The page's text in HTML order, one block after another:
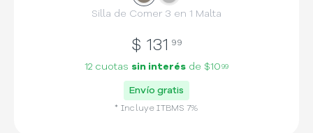
Silla de Comer 3 en 1 Malta
$ 131 99
12 cuotas sin interés de $10 99
Envío gratis
* IncluyeITBMS 7%